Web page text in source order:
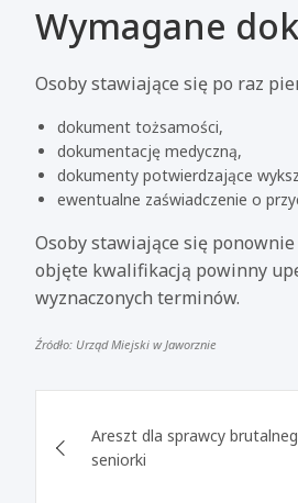
Wymagane
Osoby stawiające się po raz
dokument tożsamości,
dokumentację medyczną,
dokumenty potwierdzające
ewentualne zaświadczenie o
Osoby stawiające się
objęte kwalifikacją powinny
wyznaczonych terminów.
Źródło: Urząd Miejski w Jaworznie
wpisu
Areszt dla sprawcy
seniorki